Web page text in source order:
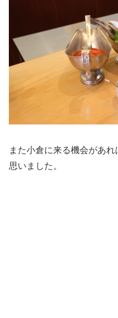
また小倉に来る機会があ
思いました。